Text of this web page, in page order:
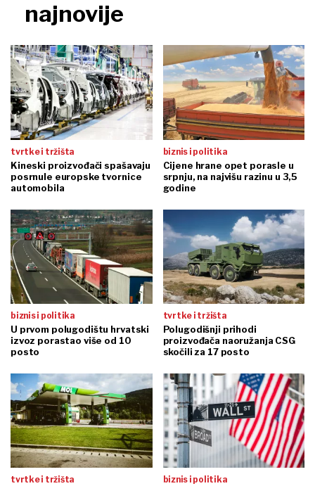
najnovije
tvrtke i tržišta
Kineski proizvođači spašavaju
posrnule europske tvornice
automobila
biznis i politika
Cijene hrane opet porasle u
srpnju, na najvišu razinu u 3,5
godine
biznis i politika
U prvom polugodištu hrvatski
izvoz porastao više od 10
posto
tvrtke i tržišta
Polugodišnji prihodi
proizvođača naoružanja CSG
skočili za 17 posto
tvrtke i tržišta biznis i politika